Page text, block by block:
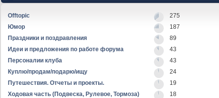
Offtopic
275
Юмор
187
Праздники и поздравления
89
Идеи и предложения по работе форума
43
Персоналии клуба
43
Куплю/продам/подарю/ищу
24
Путешествия. Отчеты и проекты.
19
Ходовая часть (Подвеска, Рулевое, Тормоза)
18